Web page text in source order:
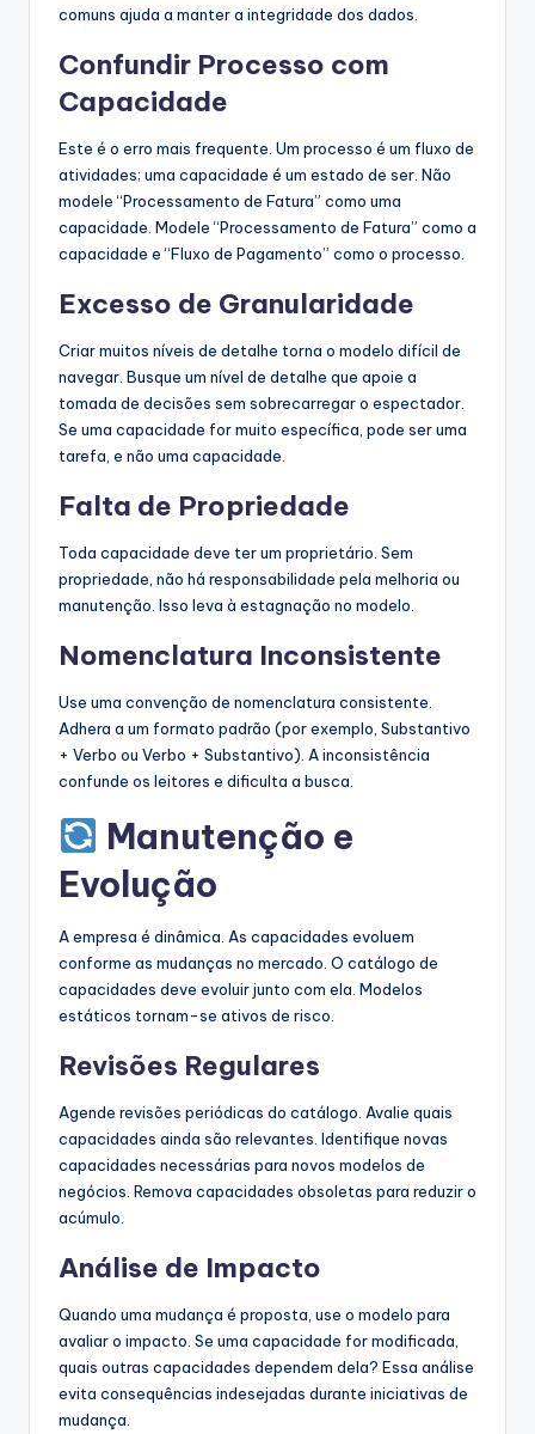
comuns ajuda a manter a integridade dos dados.
Confundir Processo com
Capacidade
Este é o erro mais frequente. Um processo é um fluxo de
atividades; uma capacidade é um estado de ser. Não
modele “Processamento de Fatura” como uma
capacidade. Modele “Processamento de Fatura” como a
capacidade e “Fluxo de Pagamento” como o processo.
Excesso de Granularidade
Criar muitos níveis de detalhe torna o modelo difícil de
navegar. Busque um nível de detalhe que apoie a
tomada de decisões sem sobrecarregar o espectador.
Se uma capacidade for muito específica, pode ser uma
tarefa, e não uma capacidade.
Falta de Propriedade
Toda capacidade deve ter um proprietário. Sem
propriedade, não há responsabilidade pela melhoria ou
manutenção. Isso leva à estagnação no modelo.
Nomenclatura Inconsistente
Use uma convenção de nomenclatura consistente.
Adhera a um formato padrão (por exemplo, Substantivo
+ Verbo ou Verbo + Substantivo). A inconsistência
confunde os leitores e dificulta a busca.
Manutenção e
Evolução
A empresa é dinâmica. As capacidades evoluem
conforme as mudanças no mercado. O catálogo de
capacidades deve evoluir junto com ela. Modelos
estáticos tornam-se ativos de risco.
Revisões Regulares
Agende revisões periódicas do catálogo. Avalie quais
capacidades ainda são relevantes. Identifique novas
capacidades necessárias para novos modelos de
negócios. Remova capacidades obsoletas para reduzir o
acúmulo.
Análise de Impacto
Quando uma mudança é proposta, use o modelo para
avaliar o impacto. Se uma capacidade for modificada,
quais outras capacidades dependem dela? Essa análise
evita consequências indesejadas durante iniciativas de
mudança.